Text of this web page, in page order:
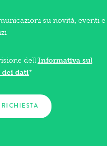
su novità, eventi e
dell'Informativa sul
dei dati*